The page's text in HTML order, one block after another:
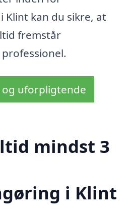
kan du sikre, at
fremstår
uforpligtende
mindst 3
i Klint